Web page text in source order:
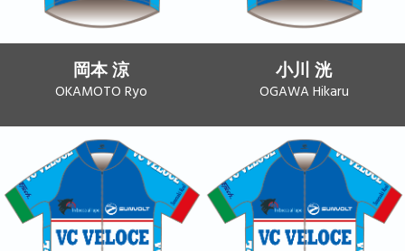
岡本 涼
OKAMOTO Ryo
小川 洸
OGAWA Hikaru